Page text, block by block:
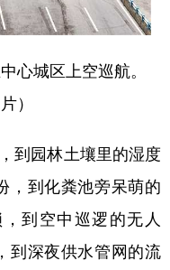
心城区上空巡航。
）
到园林土壤里的湿度
，到化粪池旁呆萌的
到空中巡逻的无人
到深夜供水管网的流